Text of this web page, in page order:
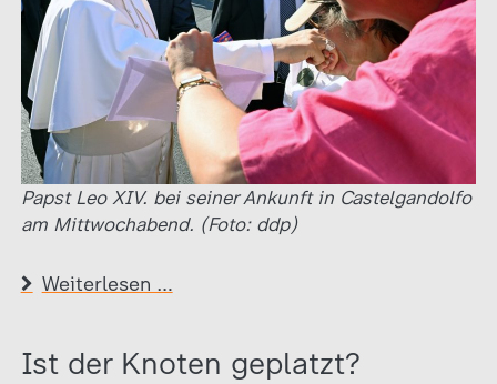
Papst Leo XIV. bei seiner Ankunft in Castelgandolfo
am Mittwochabend. (Foto: ddp)
Weiterlesen …
Ist der Knoten geplatzt?